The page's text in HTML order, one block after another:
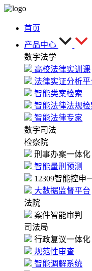
首页
产品中心
数字法学
高校法律实训课
法律实证分析平
智能类案检索
智能法律法规检
智能法律专家
数字司法
检察院
刑事办案一体化
智能量刑预测
12309智能控申
大数据监督平台
法院
案件智能审判
司法局
行政复议一体化
规范性审查
智能调解系统